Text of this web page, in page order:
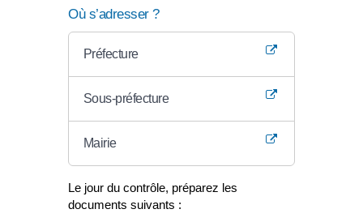
Où s’adresser ?
Préfecture
Sous-préfecture
Mairie
Le jour du contrôle, préparez les
documents suivants :